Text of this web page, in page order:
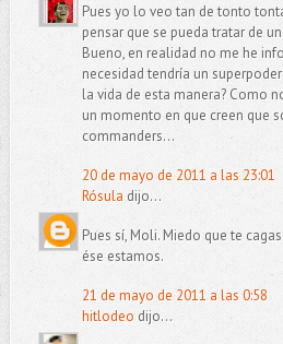
Pues yo lo veo tan de tonto
pensar que se pueda tratar de
Bueno, en realidad no me he
necesidad tendría un
la vida de esta manera? Como
un momento en que creen que
commanders...
20 de mayo de 2011 a las 23:01
Rósula dijo...
Pues sí, Moli. Miedo que te
ése estamos.
21 de mayo de 2011 a las 0:58
hitlodeo dijo...